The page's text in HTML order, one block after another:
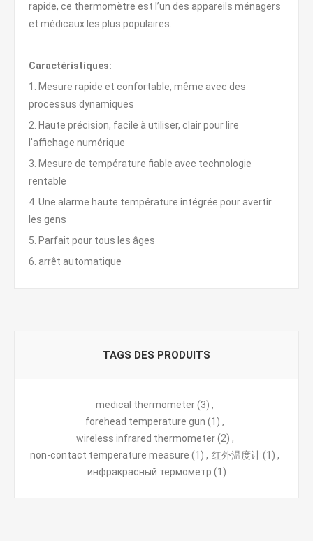
rapide, ce thermomètre est l’un des appareils ménagers
et médicaux les plus populaires.
Caractéristiques:
1. Mesure rapide et confortable, même avec des
processus dynamiques
2. Haute précision, facile à utiliser, clair pour lire
l'affichage numérique
3. Mesure de température fiable avec technologie
rentable
4. Une alarme haute température intégrée pour avertir
les gens
5. Parfait pour tous les âges
6. arrêt automatique
TAGS DES PRODUITS
medical thermometer(3) ,
forehead temperature gun (1) ,
wireless infrared thermometer (2) ,
non-contact temperature measure (1) , 红外温度计(1) ,
инфракрасный термометр (1)